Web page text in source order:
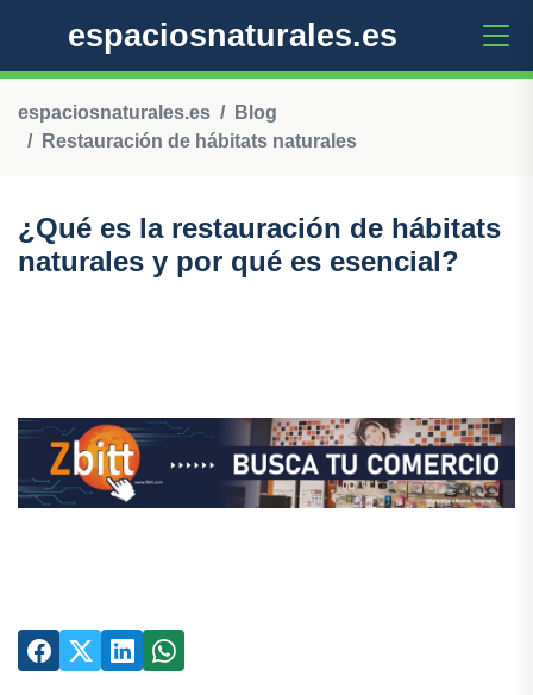
espaciosnaturales.es
espaciosnaturales.es
Blog
Restauración de hábitats naturales
¿Qué es la restauración de hábitats
naturales y por qué es esencial?